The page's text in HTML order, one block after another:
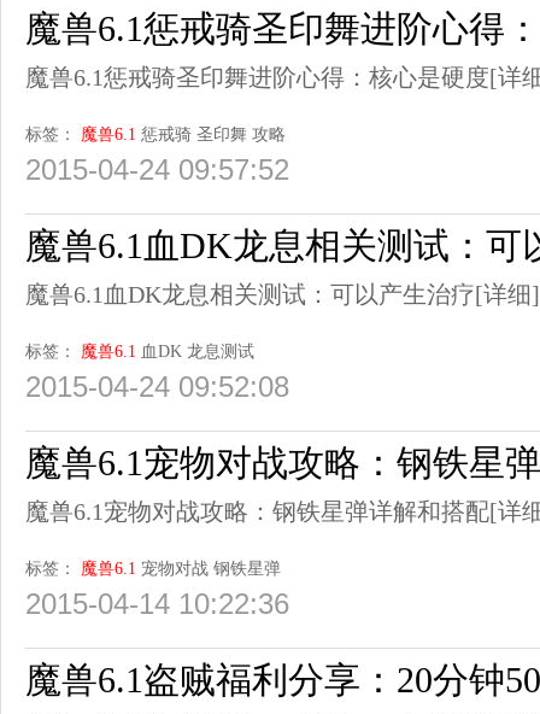
魔兽6.1惩戒骑圣印舞进阶心得
魔兽6.1惩戒骑圣印舞进阶心得：核心是硬度[详
标签： 魔兽6.1 惩戒骑 圣印舞 攻略
2015-04-24 09:57:52
魔兽6.1血DK龙息相关测试：可
魔兽6.1血DK龙息相关测试：可以产生治疗[详细]
标签： 魔兽6.1 血DK 龙息测试
2015-04-24 09:52:08
魔兽6.1宠物对战攻略：钢铁星
魔兽6.1宠物对战攻略：钢铁星弹详解和搭配[详
标签： 魔兽6.1 宠物对战 钢铁星弹
2015-04-14 10:22:36
魔兽6.1盗贼福利分享：20分钟